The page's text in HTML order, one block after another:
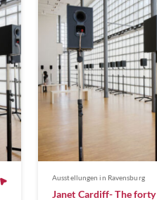
Ausstellungenin Ravensburg
Janet Cardiff- The forty